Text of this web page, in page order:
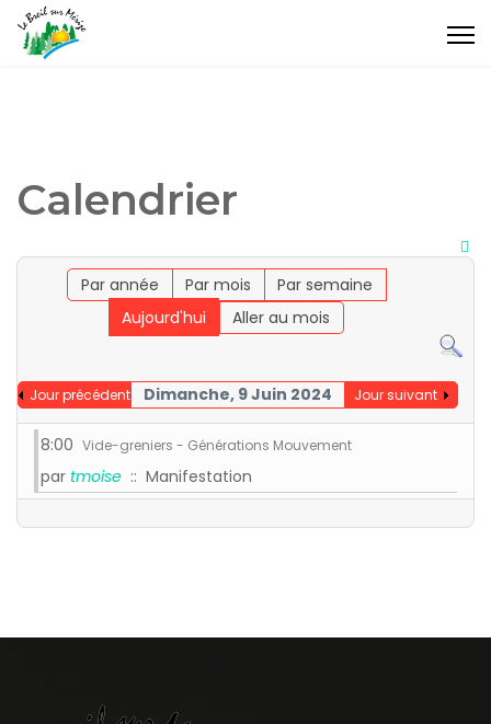
Calendrier
Par année Par mois
Par semaine
Aujourd'hui
Aller au mois
Jour précédent Dimanche, 9 Juin 2024 Jour suivant
8:00 Vide-greniers - Générations Mouvement
par tmoise :: Manifestation